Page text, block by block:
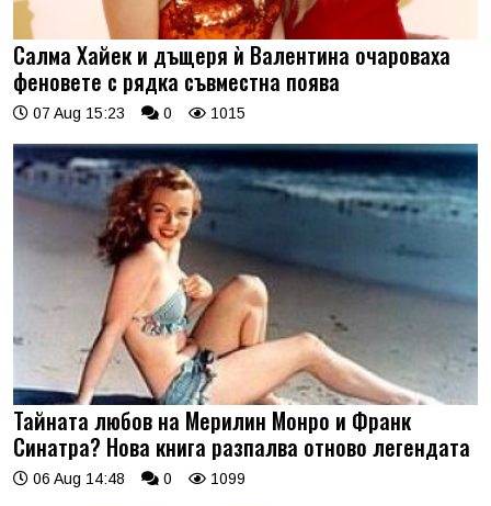
Салма Хайек и дъщеря ѝ Валентина очароваха
феновете с рядка съвместна поява
07 Aug 15:23 0 1015
Тайната любов на Мерилин Монро и Франк
Синатра? Нова книга разпалва отново легендата
06 Aug 14:48 0 1099